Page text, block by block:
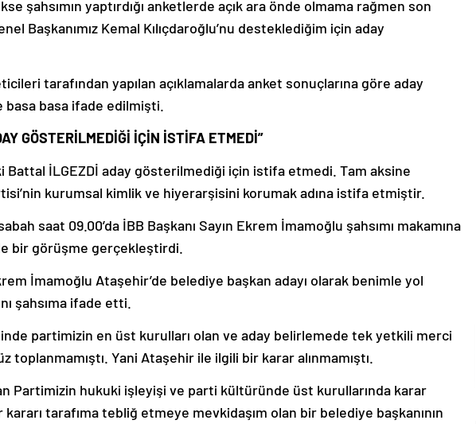
şahsımın yaptırdığı anketlerde açık ara önde olmama rağmen son
Başkanımız Kemal Kılıçdaroğlu’nu desteklediğim için aday
tarafından yapılan açıklamalarda anket sonuçlarına göre aday
basa ifade edilmişti.
GÖSTERİLMEDİĞİ İÇİN İSTİFA ETMEDİ”
Battal İLGEZDİ aday gösterilmediği için istifa etmedi. Tam aksine
kurumsal kimlik ve hiyerarşisini korumak adına istifa etmiştir.
saat 09.00’da İBB Başkanı Sayın Ekrem İmamoğlu şahsımı makamına
bir görüşme gerçekleştirdi.
İmamoğlu Ataşehir’de belediye başkan adayı olarak benimle yol
şahsıma ifade etti.
partimizin en üst kurulları olan ve aday belirlemede tek yetkili merci
toplanmamıştı. Yani Ataşehir ile ilgili bir karar alınmamıştı.
Partimizin hukuki işleyişi ve parti kültüründe üst kurullarında karar
kararı tarafıma tebliğ etmeye mevkidaşım olan bir belediye başkanının